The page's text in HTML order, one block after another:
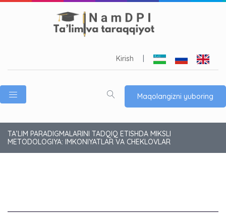
Kirish
Maqolangizni yuboring
TA’LIM PARADIGMALARINI TADQIQ ETISHDA MIKSLI
METODOLOGIYA: IMKONIYATLAR VA CHEKLOVLAR